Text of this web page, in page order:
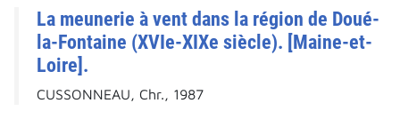
La meunerie à vent dans la région de Doué-
la-Fontaine (XVIe-XIXe siècle). [Maine-et-
Loire].
CUSSONNEAU, Chr., 1987